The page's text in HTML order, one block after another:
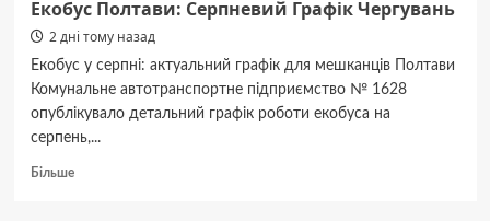
Екобус Полтави: Серпневий Графік Чергувань
2 дні тому назад
Екобус у серпні: актуальний графік для мешканців Полтави
Комунальне автотранспортне підприємство № 1628
опублікувало детальний графік роботи екобуса на
серпень,...
БільшеДокладніше